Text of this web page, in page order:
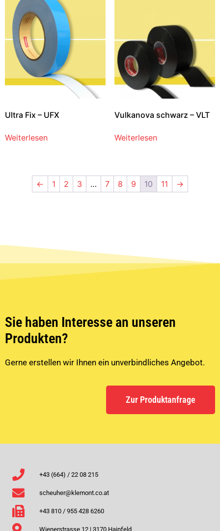
Ultra Fix – UFX
Weiterlesen
Vulkanova schwarz – VLT
Weiterlesen
← 1 2 3 … 7 8 9 10 11 →
Sie haben Interesse an unseren
Produkten?
Gerne erstellen wir Ihnen ein unverbindliches Angebot.
Zur Produktanfrage
+43 (664) / 22 08 215
scheuher@klemont.co.at
+43 810 / 955 428 6260
Wienerstrasse 12 | 3170 Hainfeld